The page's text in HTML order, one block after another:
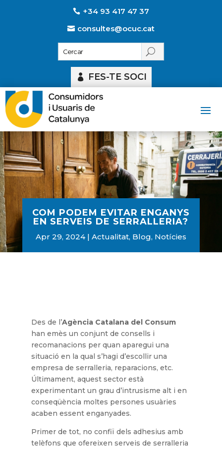
+34 93 417 47 37
consultes@ocuc.cat
FES-TE SOCI
COM PODEM EVITAR ENGANYS
EN SERVEIS DE SERRALLERIA?
Apr 29, 2024 Actualitat, Blog, Notícies
Des de l’Agència Catalana del Consum
han emès un conjunt de consells i
recomanacions per quan aparegui una
situació en la qual s’hagi d’escollir una
empresa de serralleria, reparacions, etc.
Últimament, aquest sector està
experimentant un grau d’intrusisme alt i en
conseqüència moltes persones usuàries
acaben essent enganyades.
Primer de tot, no confiï dels adhesius amb
telèfons que ofereixen serveis de serralleria